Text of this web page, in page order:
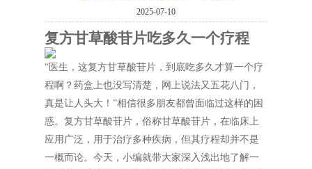
2025-07-10
复方甘草酸苷片吃多久一个疗程
“医生，这复方甘草酸苷片，到底吃多久才算一个疗
程啊？药盒上也没写清楚，网上说法又五花八门，
真是让人头大！”相信很多朋友都曾面临过这样的困
惑。复方甘草酸苷片，俗称甘草酸苷片，在临床上
应用广泛，用于治疗多种疾病，但其疗程却并不是
一概而论。今天，小编就带大家深入浅出地了解一